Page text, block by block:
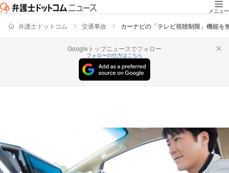
メニュー
弁護士ドットコム 交通事故 カーナビの「テレビ視聴制限」機能
Googleトップニュースでフォロー
フォローの仕方はこちら